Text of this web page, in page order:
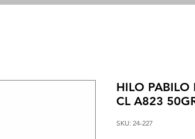
HILO PABILO
CL A823
SKU: 24-227